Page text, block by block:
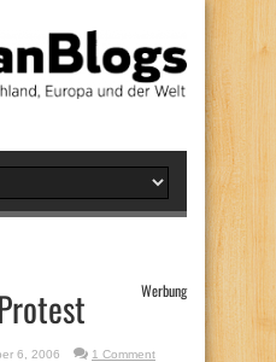
Werbung
6, 2006 1 Comment